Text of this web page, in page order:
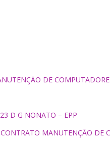
DE
D G NONATO – EPP
MANUTENÇÃO DE